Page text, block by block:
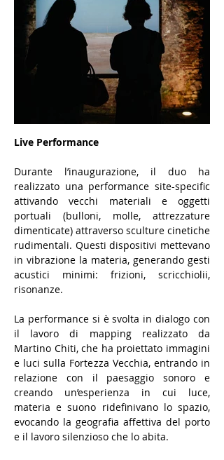
Live Performance
Durante l’inaugurazione, il duo ha
realizzato una performance site-specific
attivando vecchi materiali e oggetti
portuali (bulloni, molle, attrezzature
dimenticate) attraverso sculture cinetiche
rudimentali. Questi dispositivi mettevano
in vibrazione la materia, generando gesti
acustici minimi: frizioni, scricchiolii,
risonanze.
La performance si è svolta in dialogo con
il lavoro di mapping realizzato da
Martino Chiti, che ha proiettato immagini
e luci sulla Fortezza Vecchia, entrando in
relazione con il paesaggio sonoro e
creando un’esperienza in cui luce,
materia e suono ridefinivano lo spazio,
evocando la geografia affettiva del porto
e il lavoro silenzioso che lo abita.